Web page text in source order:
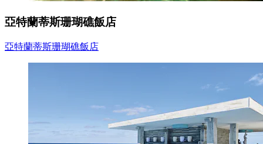
亞特蘭蒂斯珊瑚礁飯店
亞特蘭蒂斯珊瑚礁飯店